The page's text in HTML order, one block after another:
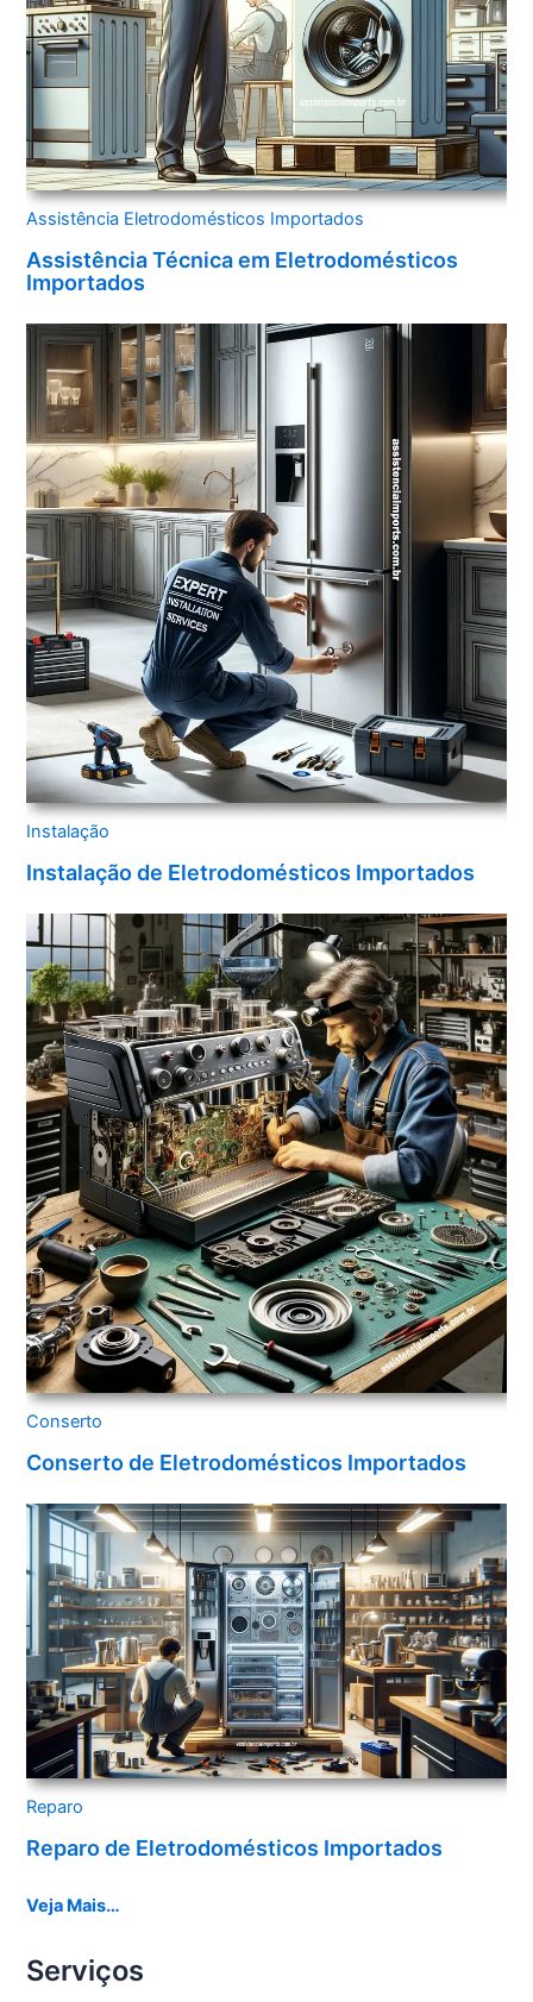
Assistência Eletrodomésticos Importados
Assistência Técnica em Eletrodomésticos
Importados
Instalação
Instalação de Eletrodomésticos Importados
Conserto
Conserto de Eletrodomésticos Importados
Reparo
Reparo de Eletrodomésticos Importados
Veja Mais…
Serviços